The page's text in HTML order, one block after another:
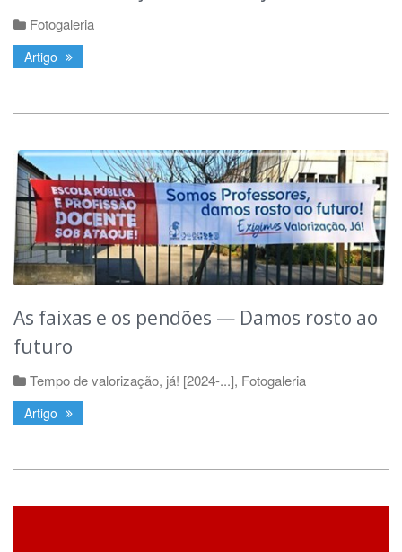
Fotogaleria
Artigo
As faixas e os pendões — Damos rosto ao
futuro
Tempo de valorização, já! [2024-...], Fotogaleria
Artigo